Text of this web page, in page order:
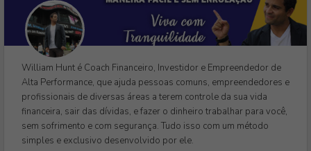
William Hunt é Coach Financeiro, Investidor e Empreendedor de
Alta Performance, que ajuda pessoas comuns, empreendedores e
profissionais de diversas áreas a terem controle da sua vida
financeira, sair das dívidas, e fazer o dinheiro trabalhar para você,
sem sofrimento e com segurança. Tudo isso com um método
simples e exclusivo desenvolvido por ele.